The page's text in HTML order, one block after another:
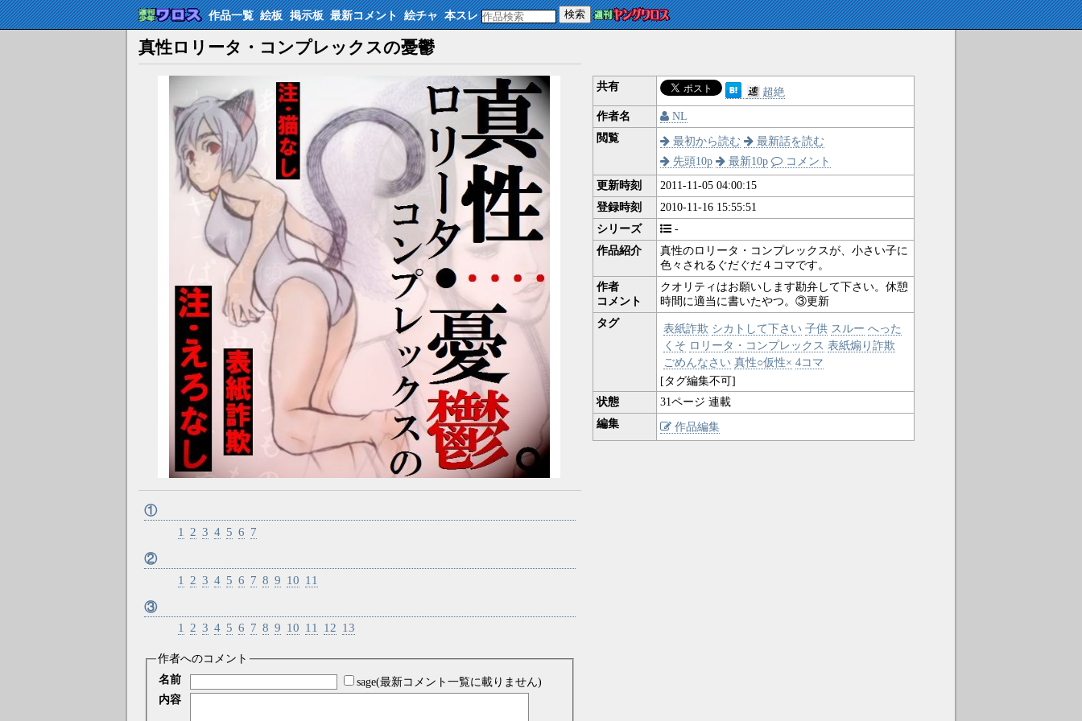
作品一覧 絵板 掲示板 最新コメント 絵チャ 本スレ 検索
真性ロリータ・コンプレックスの憂鬱
①
1
2 3 4 5 6 7
②
1
2 3 4 5 6 7 8 9 10 11
③
1 2 3 4 5 6 7 8 9 10 11 12 13
作者へのコメント
名前
sage(最新コメント一覧に載りません)
内容
共有
超絶
作者名
NL
閲覧
最初から読む
最新話を読む
先頭10p
最新10p
コメント
更新時刻
2011-11-05 04:00:15
登録時刻
2010-11-16 15:55:51
シリーズ
-
作品紹介
真性のロリータ・コンプレックスが、小さい子に
色々されるぐだぐだ４コマです。
作者
コメント
クオリティはお願いします勘弁して下さい。休憩
時間に適当に書いたやつ。③更新
タグ
表紙詐欺 シカトして下さい 子供 スルー へった
くそ ロリータ・コンプレックス 表紙煽り詐欺
ごめんなさい 真性○仮性× 4コマ
[タグ編集不可]
状態
31ページ 連載
編集
作品編集